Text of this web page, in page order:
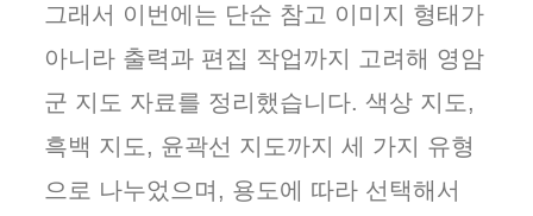
그래서 이번에는 단순 참고 이미지 형태가
아니라 출력과 편집 작업까지 고려해 영암
군 지도 자료를 정리했습니다. 색상 지도,
흑백 지도, 윤곽선 지도까지 세 가지 유형
으로 나누었으며, 용도에 따라 선택해서